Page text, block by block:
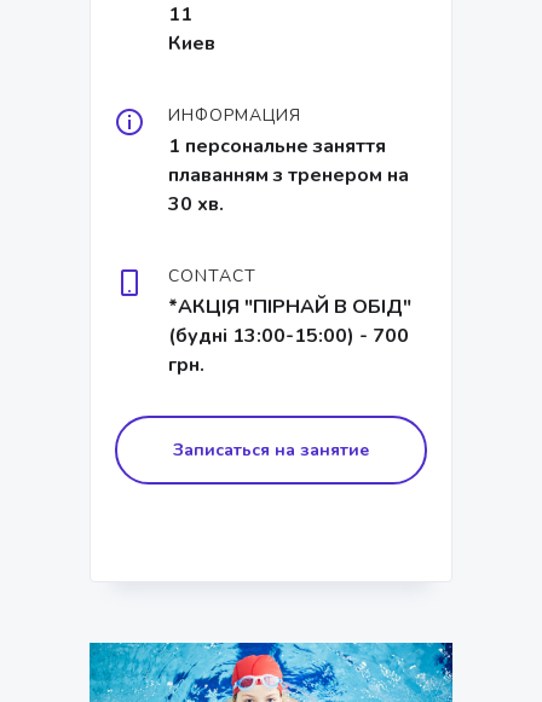
11
Киев
ИНФОРМАЦИЯ
1 персональне заняття
плаванням з тренером на
30 хв.
CONTACT
*АКЦІЯ "ПІРНАЙ В ОБІД"
(будні 13:00-15:00) - 700
грн.
Записаться на занятие